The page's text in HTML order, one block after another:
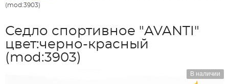
(mod:3903)
Седло спортивное "AVANTI"
цвет:черно-красный
(mod:3903)
В наличии